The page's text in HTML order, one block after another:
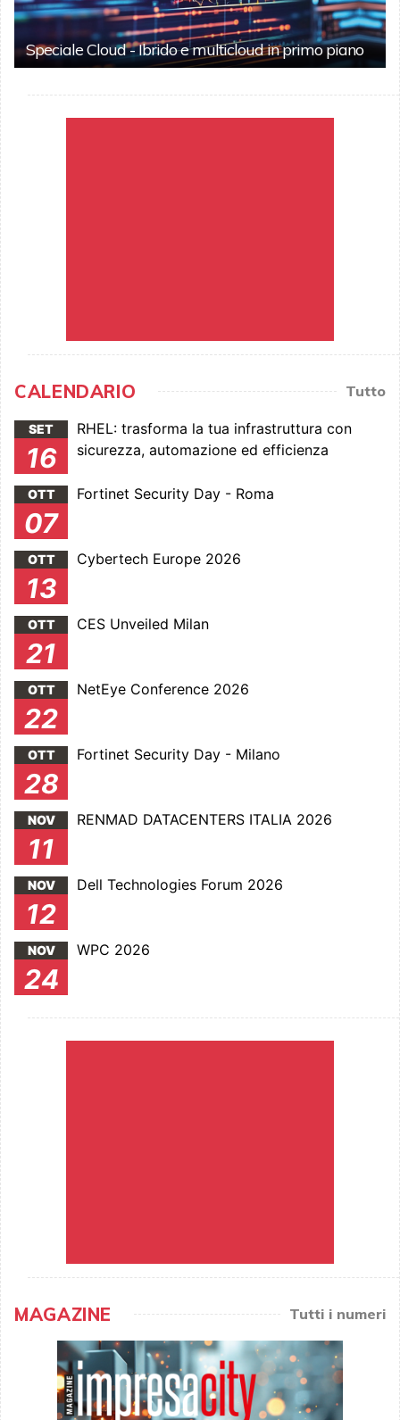
Speciale Cloud - Ibrido e multicloud in primo piano
CALENDARIO Tutto
SET
16
RHEL: trasforma la tua infrastruttura con
sicurezza, automazione ed efficienza
OTT
07
Fortinet Security Day - Roma
OTT
13
Cybertech Europe 2026
OTT
21
CES Unveiled Milan
OTT
22
NetEye Conference 2026
OTT
28
Fortinet Security Day - Milano
NOV
11
RENMAD DATACENTERS ITALIA 2026
NOV
12
Dell Technologies Forum 2026
NOV
24
WPC 2026
MAGAZINE Tutti i numeri